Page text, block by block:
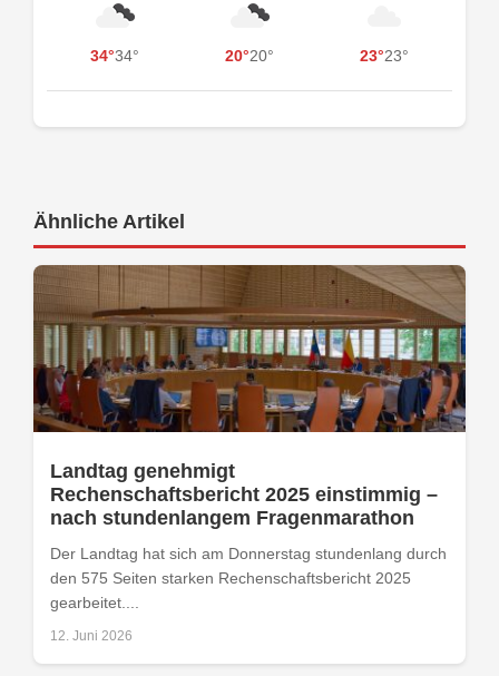
34°34° 20°20° 23°23°
Ähnliche Artikel
Landtag genehmigt
Rechenschaftsbericht 2025 einstimmig –
nach stundenlangem Fragenmarathon
Der Landtag hat sich am Donnerstag stundenlang durch
den 575 Seiten starken Rechenschaftsbericht 2025
gearbeitet....
12. Juni 2026